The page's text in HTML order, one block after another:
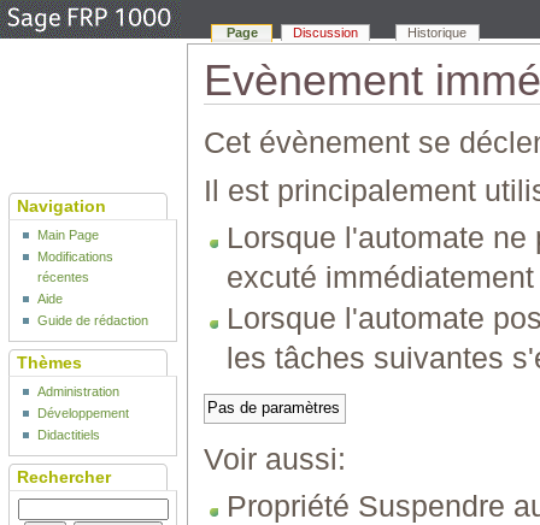
Evènement
Cet évènement se
Il est principalement
Lorsque l'automate
excuté
Lorsque l'automate
les tâches suivantes
Pas de paramètres
Voir aussi:
Propriété Suspendre
Page Discussion Historique
Navigation
Main Page
Modifications
récentes
Aide
Guide de rédaction
Thèmes
Administration
Développement
Didactitiels
Rechercher